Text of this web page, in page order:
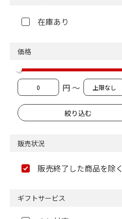
在庫あり
価格
円 ～
販売状況
販売終了した商品を除く
ギフトサービス